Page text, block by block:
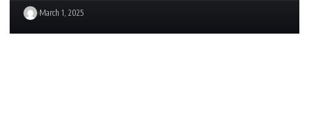
March 1, 2025